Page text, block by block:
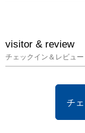
visitor & review
チェックイン＆レビュー
チ